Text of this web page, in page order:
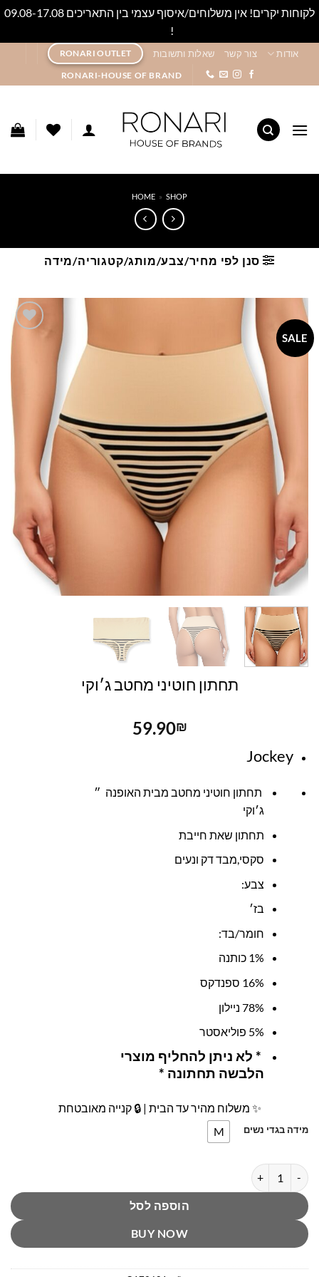
לקוחות יקרים! אין משלוחים/איסוף עצמי בין התאריכים 09.08-17.08
!
content
אודות צור קשר שאלות ותשובות RONARI OUTLET
RONARI-HOUSE OF BRAND
HOME » SHOP
סנן לפי מחיר/צבע/מותג/קטגוריה/מידה
SALE
Add to
wishlist
תחתון חוטיני מחטב ג׳וקי
59.90₪
Jockey
תחתון חוטיני מחטב מבית האופנה ״
ג׳וקי
תחתון שאת חייבת
סקסי,מבד דק ונעים
צבע:
בז׳
חומר/בד:
1% כותנה
16% ספנדקס
78% ניילון
5% פוליאסטר
* לא ניתן להחליף מוצרי
הלבשה תחתונה *
✨ משלוח מהיר עד הבית | 🔒 קנייה מאובטחת
מידה בגדי נשים M
כמות של תחתון חוטיני מחטב ג׳וקי
הוספה לסל
BUY NOW